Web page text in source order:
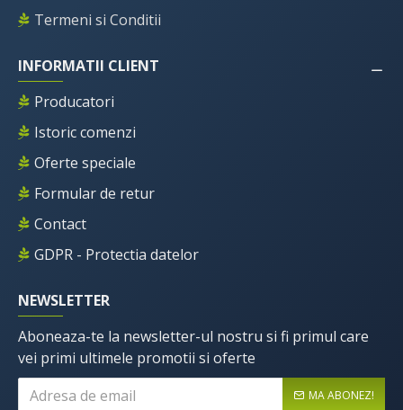
Termeni si Conditii
INFORMATII CLIENT
Producatori
Istoric comenzi
Oferte speciale
Formular de retur
Contact
GDPR - Protectia datelor
NEWSLETTER
Aboneaza-te la newsletter-ul nostru si fi primul care
vei primi ultimele promotii si oferte
MA ABONEZ!